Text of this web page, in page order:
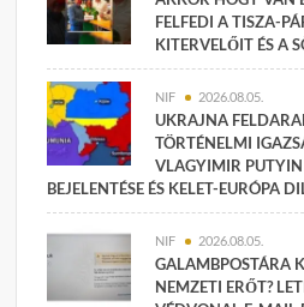
FELFEDI A TISZA-
KITERVELŐIT ÉS A
NIF 2026.08.05.
UKRAJNA
TÖRTÉNELMI
VLAGYIMIR PUTYIN
BEJELENTÉSE ÉS KELET-EURÓPA
NIF 2026.08.05.
GALAMBPOSTÁRA
NEMZETI ERŐT?